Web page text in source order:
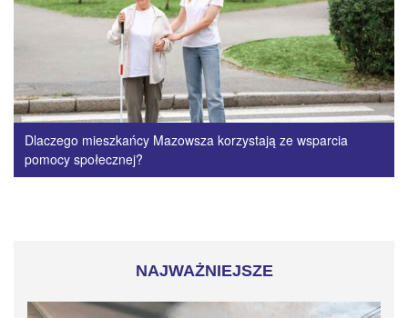
Dlaczego mieszkańcy Mazowsza korzystają ze wsparcia
pomocy społecznej?
NAJWAŻNIEJSZE